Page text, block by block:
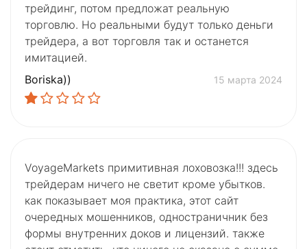
трейдинг, потом предложат реальную
торговлю. Но реальными будут только деньги
трейдера, а вот торговля так и останется
имитацией.
Boriska))
15 марта 2024
VoyageMarkets примитивная лоховозка!!! здесь
трейдерам ничего не светит кроме убытков.
как показывает моя практика, этот сайт
очередных мошенников, одностраничник без
формы внутренних доков и лицензий. также